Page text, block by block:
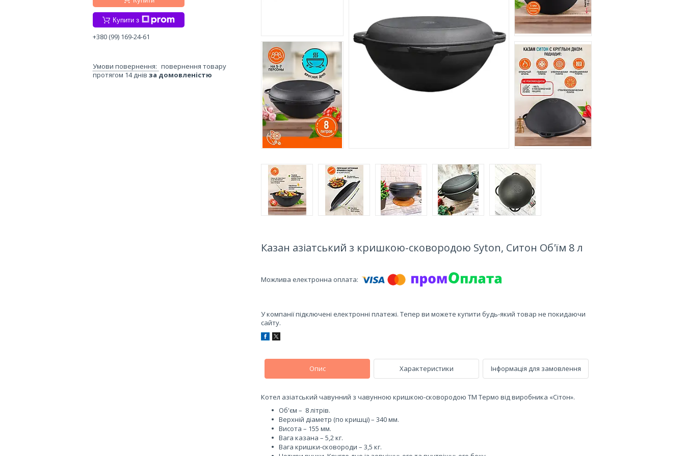
Казан азіатський з кришкою-сковородою Syton, Ситон Об'їм 8 л
У компанії підключені електронні платежі. Тепер ви можете купити будь-який товар не покидаючи
сайту.
Опис Характеристики Інформація для замовлення
Котел азіатський чавунний з чавунною кришкою-сковородою ТМ Термо від виробника «Сітон».
Об'єм – 8 літрів.
Верхній діаметр (по кришці) – 340 мм.
Висота – 155 мм.
Вага казана – 5,2 кг.
Вага кришки-сковороди – 3,5 кг.
Купити з
+380 (99) 169-24-61
повернення товару
протягом 14 днів за домовленістю